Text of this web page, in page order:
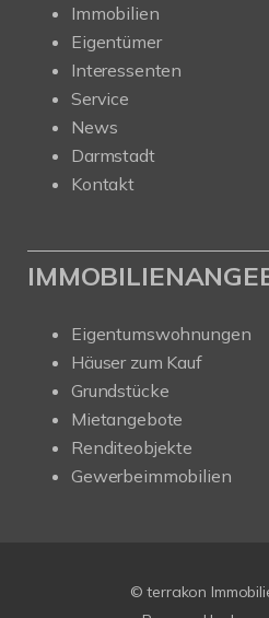
Immobilien
Eigentümer
Interessenten
Service
News
Darmstadt
Kontakt
Eigentumswohnungen
Häuser zum Kauf
Grundstücke
Mietangebote
Renditeobjekte
Gewerbeimmobilien
© terrakon